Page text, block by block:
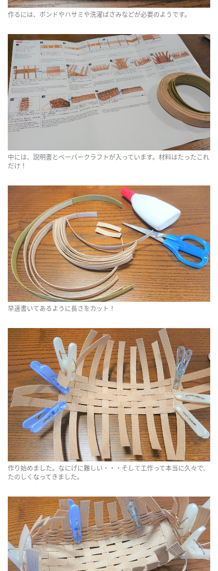
作るには、ボンドやハサミや洗濯ばさみなどが必要のようです。
中には、説明書とペーパークラフトが入っています。材料はたったこれ
だけ！
早速書いてあるように長さをカット！
作り始めました。なにげに難しい・・・そして工作って本当に久々で、
たのしくなってきました。